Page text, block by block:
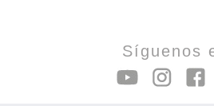
Síguenos